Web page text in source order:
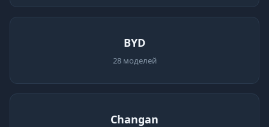
BYD
28 моделей
Changan